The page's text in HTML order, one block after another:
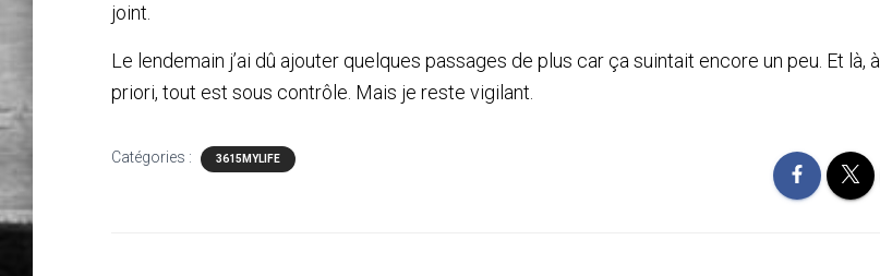
joint.
Le lendemain j’ai dû ajouter quelques passages de plus car ça suintait encore un peu. Et là, à
priori, tout est sous contrôle. Mais je reste vigilant.
Catégories : 3615MYLIFE